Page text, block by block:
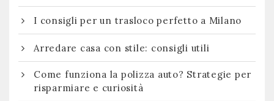
I consigli per un trasloco perfetto a Milano
Arredare casa con stile: consigli utili
Come funziona la polizza auto? Strategie per
risparmiare e curiosità